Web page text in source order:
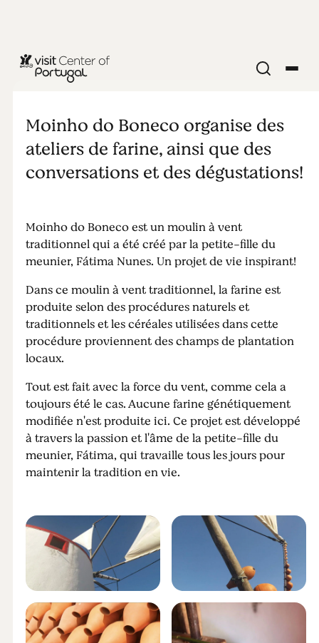
ENFANTS & FAMILLES
Moinho do
Boneco
Moinho do Boneco organise des
ateliers de farine, ainsi que des
conversations et des dégustations!
Moinho do Boneco est un moulin à vent
traditionnel qui a été créé par la petite-fille du
meunier, Fátima Nunes. Un projet de vie inspirant!
Dans ce moulin à vent traditionnel, la farine est
produite selon des procédures naturels et
traditionnels et les céréales utilisées dans cette
procédure proviennent des champs de plantation
locaux.
Tout est fait avec la force du vent, comme cela a
toujours été le cas. Aucune farine génétiquement
modifiée n'est produite ici. Ce projet est développé
à travers la passion et l'âme de la petite-fille du
meunier, Fátima, qui travaille tous les jours pour
maintenir la tradition en vie.